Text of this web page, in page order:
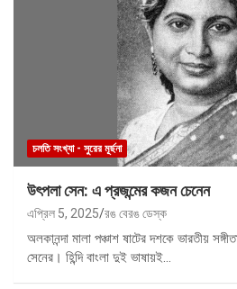
চলতি সংখ্যা - সুরের মূর্ছনা
উৎপলা সেন: এ প্রজন্মের কজন চেনেন
এপ্রিল 5, 2025 রঙ বেরঙ ডেস্ক
অলকানন্দা মালা পঞ্চাশ ষাটের দশকে ভারতীয়
সেনের। হিন্দি বাংলা দুই ভাষায়ই…